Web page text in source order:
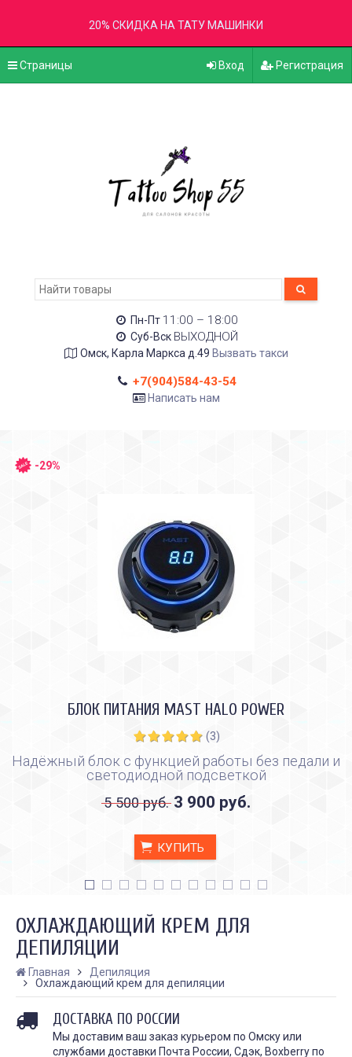
20% СКИДКА НА ТАТУ МАШИНКИ
Страницы Вход Регистрация
Пн-Пт 11:00 – 18:00
Суб-Вск ВЫХОДНОЙ
Омск, Карла Маркса д.49 Вызвать такси
+7(904)584-43-54
Написать нам
КАК ПРАВИЛЬНО И ДЛЯ ЧЕГО
ДЕЛАТЬ КАРБОНОВЫЙ ПИЛИНГ
Дата:28.02.2024
Карбоновый пилинг – это
инновационная
ИСПОЛЬЗОВАТЬ
Татуировки - это
-29%
БЛОК ПИТАНИЯ MAST HALO POWER
(3)
Надёжный блок с функцией работы без педали и
светодиодной подсветкой
5 500 руб. 3 900 руб.
КУПИТЬ
ОХЛАЖДАЮЩИЙ КРЕМ ДЛЯ
ДЕПИЛЯЦИИ
Главная
Депиляция
Охлаждающий крем для депиляции
ДОСТАВКА ПО РОССИИ
Мы доставим ваш заказ курьером по Омску или
службами доставки Почта России, Сдэк, Boxberry по